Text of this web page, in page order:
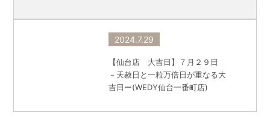
2024.7.29
【仙台店 大吉日】７月２９日
－天赦日と一粒万倍日が重なる大
吉日ー(WEDY仙台一番町店)